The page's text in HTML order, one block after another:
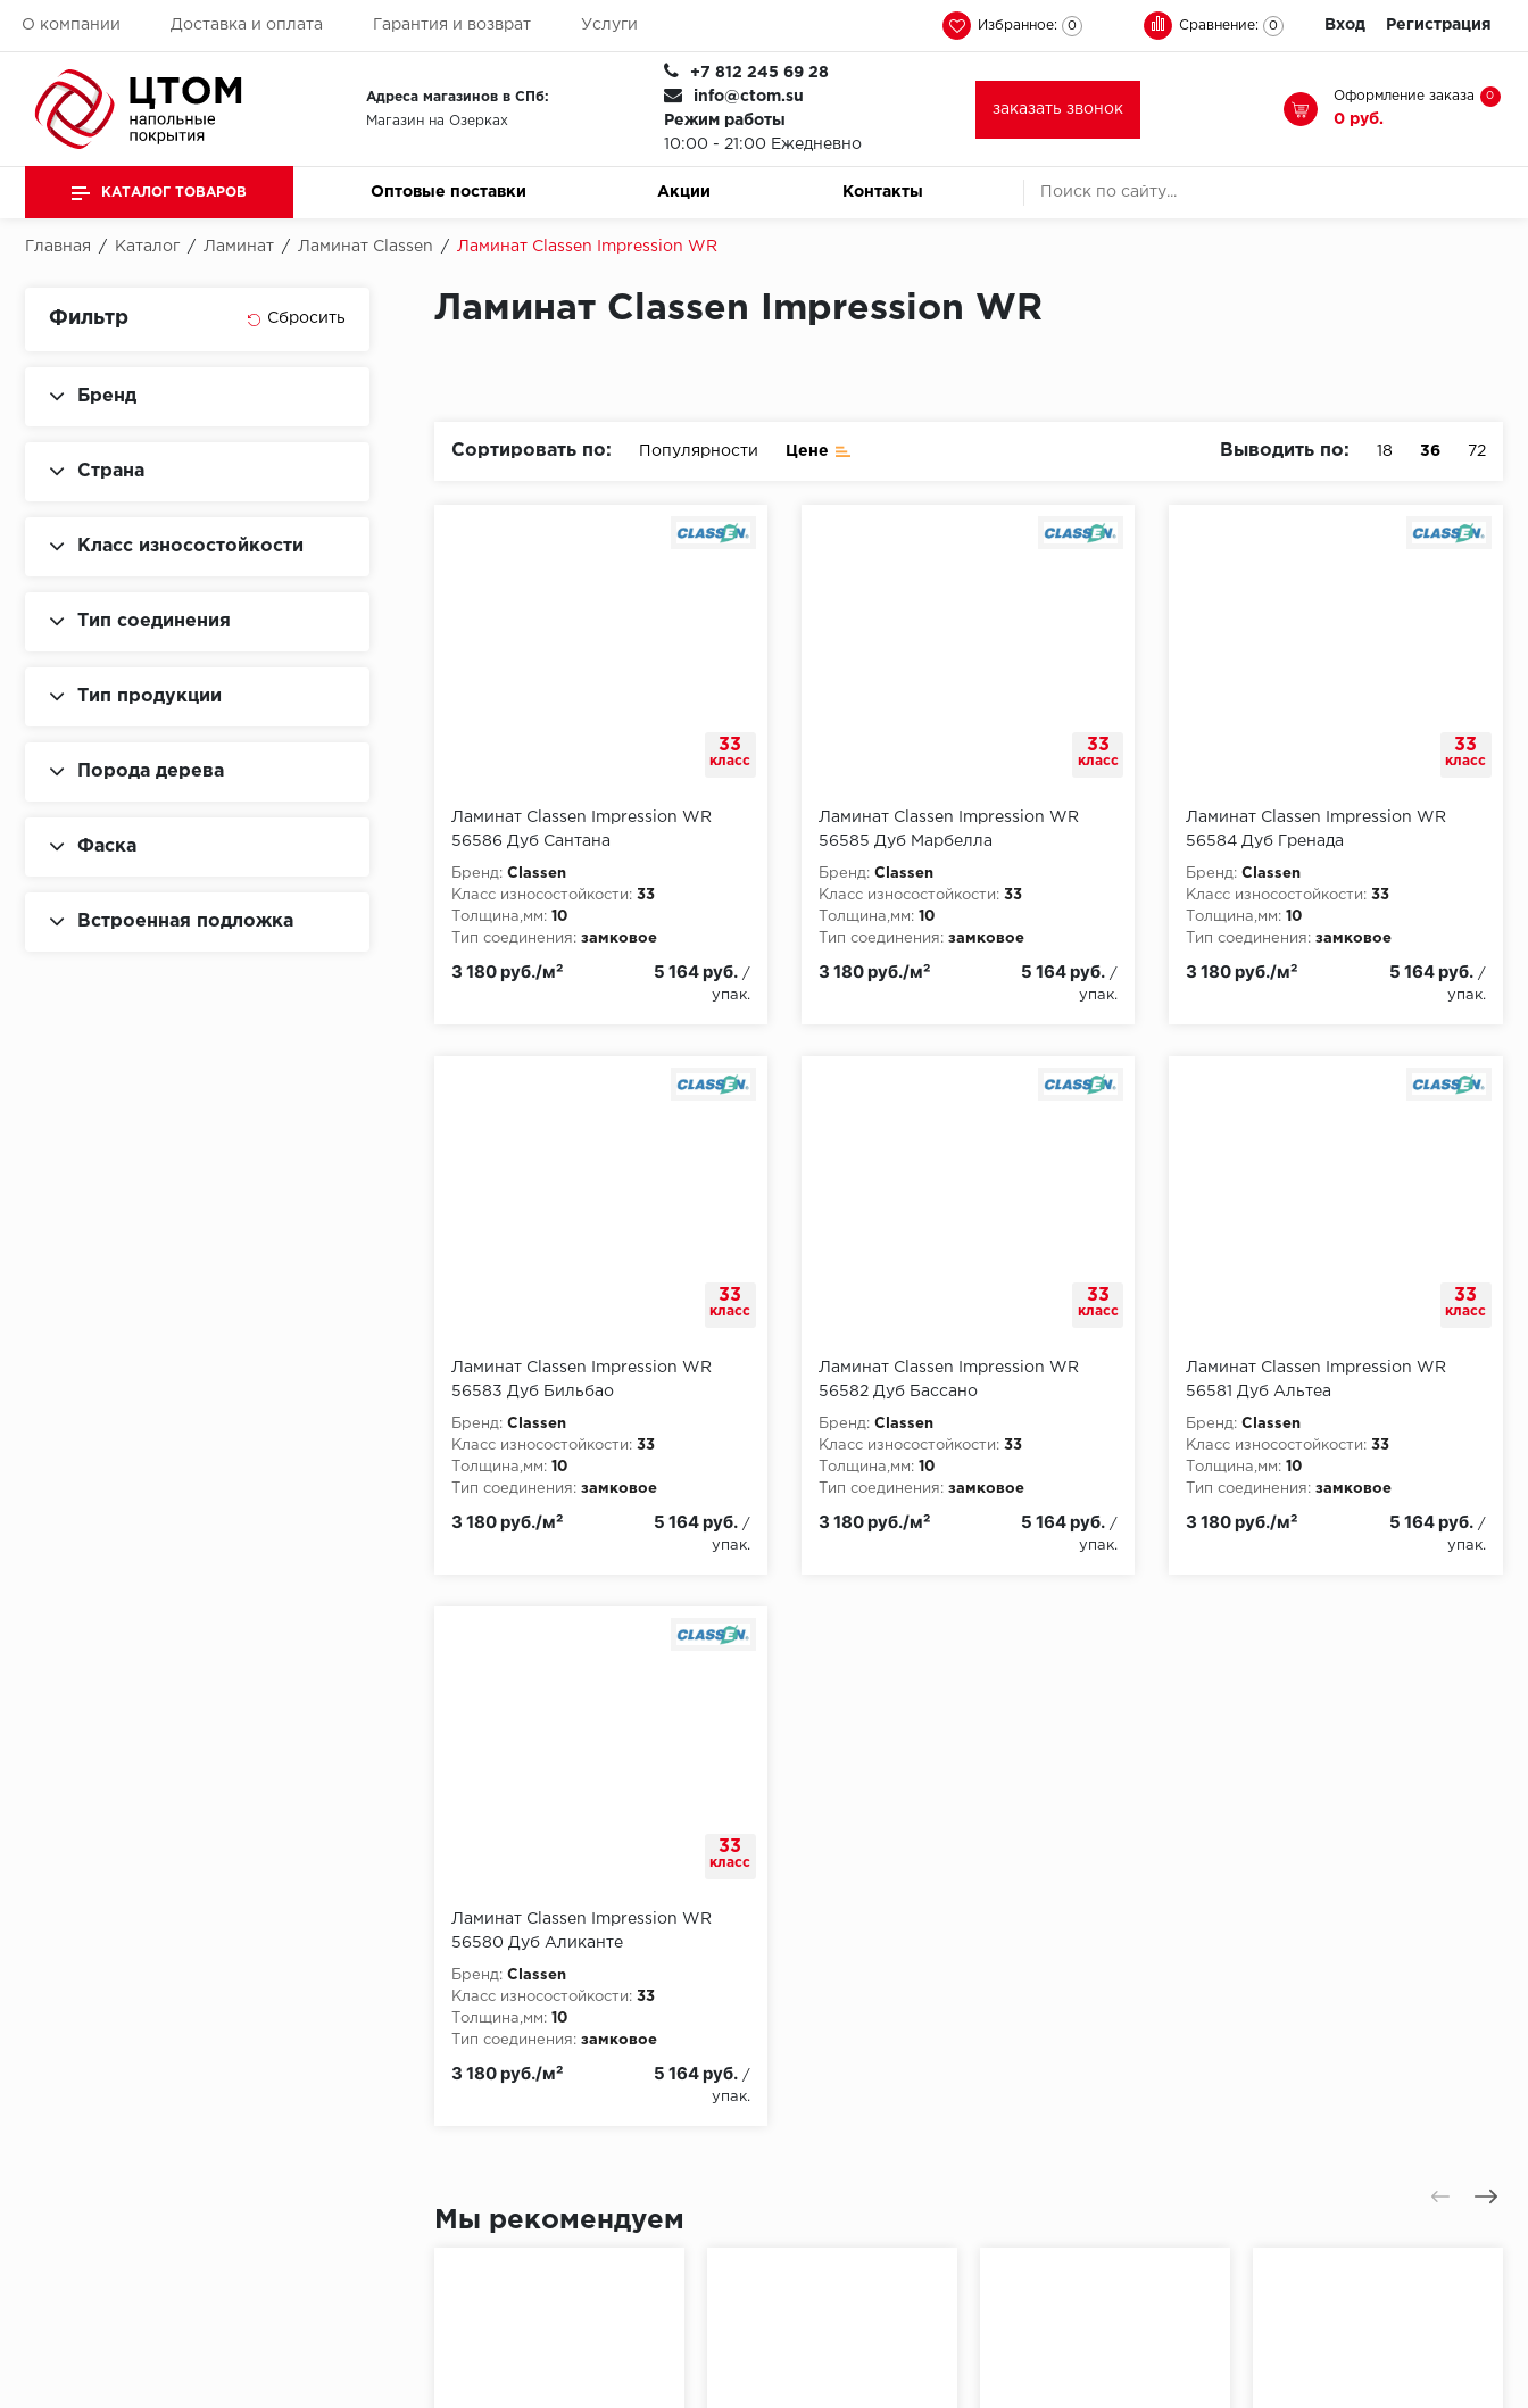
О компании Доставка и оплата Гарантия и возврат Услуги Избранное: 0 Сравнение: 0 Вход Регистрация
Адреса магазинов в СПб:
Магазин на Озерках
+7 812 245 69 28
info@ctom.su
Режим работы
10:00 - 21:00 Ежедневно
заказать звонок
Оформление заказа 0
0 руб.
КАТАЛОГ ТОВАРОВ Оптовые поставки Акции Контакты
Главная / Каталог / Ламинат / Ламинат Classen / Ламинат Classen Impression WR
Фильтр
Бренд
Страна
Класс износостойкости
Тип соединения
Тип продукции
Порода дерева
Фаска
Встроенная подложка
Ламинат Classen Impression WR
Сортировать по: Популярности Цене Выводить по: 18 36 72
33
класс
Ламинат Classen Impression WR
56586 Дуб Сантана
Бренд: Classen
Класс износостойкости: 33
Толщина,мм: 10
Тип соединения: замковое
3 180 руб./м² 5 164 руб. /
упак.
33
класс
Ламинат Classen Impression WR
56585 Дуб Марбелла
Бренд: Classen
Класс износостойкости: 33
Толщина,мм: 10
Тип соединения: замковое
3 180 руб./м² 5 164 руб. /
упак.
33
класс
Ламинат Classen Impression WR
56584 Дуб Гренада
Бренд: Classen
Класс износостойкости: 33
Толщина,мм: 10
Тип соединения: замковое
3 180 руб./м² 5 164 руб. /
упак.
33
класс
Ламинат Classen Impression WR
56583 Дуб Бильбао
Бренд: Classen
Класс износостойкости: 33
Толщина,мм: 10
Тип соединения: замковое
3 180 руб./м² 5 164 руб. /
упак.
33
класс
Ламинат Classen Impression WR
56582 Дуб Бассано
Бренд: Classen
Класс износостойкости: 33
Толщина,мм: 10
Тип соединения: замковое
3 180 руб./м² 5 164 руб. /
упак.
33
класс
Ламинат Classen Impression WR
56581 Дуб Альтеа
Бренд: Classen
Класс износостойкости: 33
Толщина,мм: 10
Тип соединения: замковое
3 180 руб./м² 5 164 руб. /
упак.
33
класс
Ламинат Classen Impression WR
56580 Дуб Аликанте
Бренд: Classen
Класс износостойкости: 33
Толщина,мм: 10
Тип соединения: замковое
3 180 руб./м² 5 164 руб. /
упак.
Мы рекомендуем